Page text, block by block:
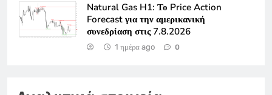
Natural Gas H1: Το Price Action
Forecast για την αμερικανική
συνεδρίαση στις 7.8.2026
1 ημέρα ago 0